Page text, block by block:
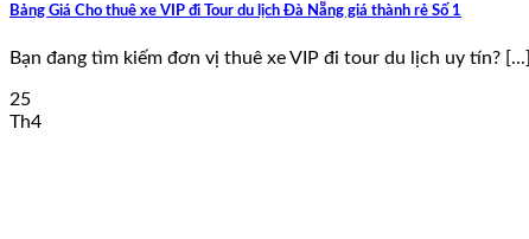
Bảng Giá Cho thuê xe VIP đi Tour du lịch Đà Nẵng giá thành rẻ Số 1
Bạn đang tìm kiếm đơn vị thuê xe VIP đi tour du lịch uy tín? [...]
25
Th4